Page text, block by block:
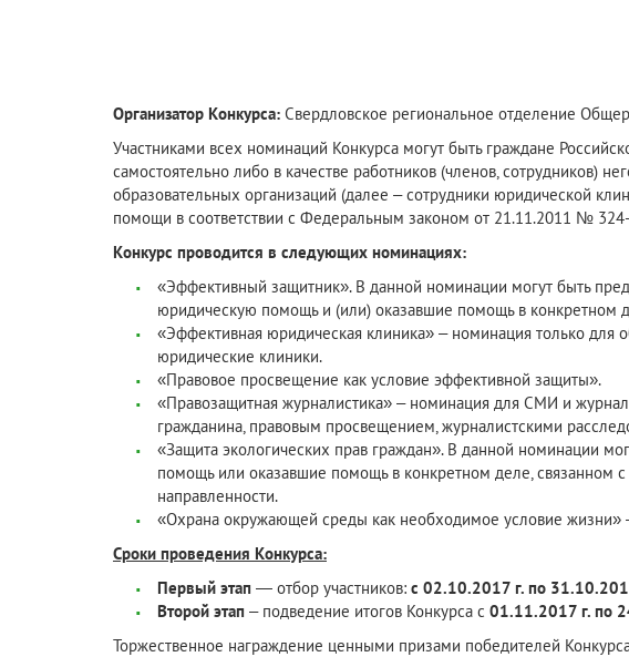
Организатор Конкурса: Свердловское региональное отделение
Участниками всех номинаций Конкурса могут быть граждане
самостоятельно либо в качестве работников (членов, сотрудников)
образовательных организаций (далее – сотрудники юридической
помощи в соответствии с Федеральным законом от 21.11.2011 №
Конкурс проводится в следующих номинациях:
«Эффективный защитник». В данной номинации могут быть
юридическую помощь и (или) оказавшие помощь в конкретном
«Эффективная юридическая клиника» – номинация только для
юридические клиники.
«Правовое просвещение как условие эффективной защиты».
«Правозащитная журналистика» – номинация для СМИ и
гражданина, правовым просвещением, журналистскими
«Защита экологических прав граждан». В данной номинации
помощь или оказавшие помощь в конкретном деле, связанном
направленности.
«Охрана окружающей среды как необходимое условие жизни»
Сроки проведения Конкурса:
Первый этап — отбор участников: с 02.10.2017 г. по
Второй этап – подведение итогов Конкурса с 01.11.2017 г. по
Торжественное награждение ценными призами победителей